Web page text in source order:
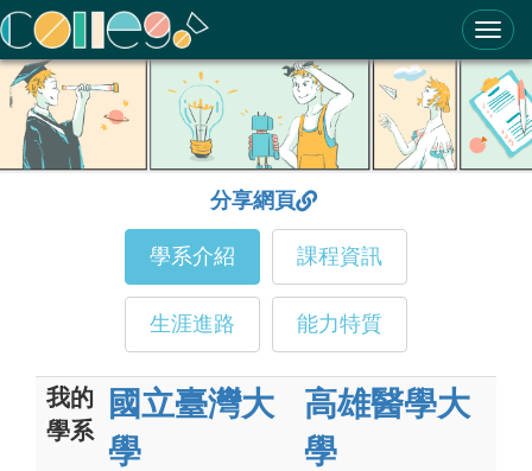
ColleGo! 大學選才與高中育才輔助系統
分享網頁
學系介紹 課程資訊
生涯進路 能力特質
我的
學系
國立臺灣大
學
高雄醫學大
學